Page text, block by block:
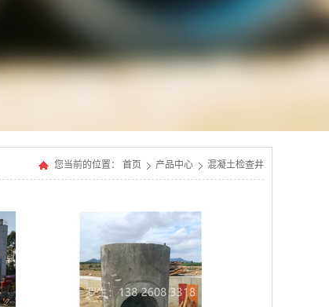
您当前的位置： 首页 产品中心 混凝土检查井